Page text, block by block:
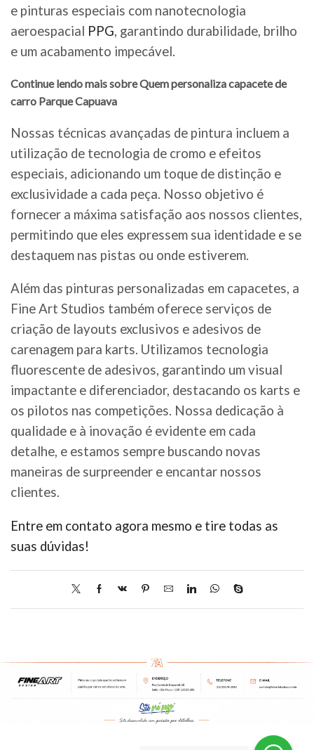
e pinturas especiais com nanotecnologia
aeroespacial PPG, garantindo durabilidade, brilho
e um acabamento impecável.
Continue lendo mais sobre Quem personaliza capacete de
carro Parque Capuava
Nossas técnicas avançadas de pintura incluem a
utilização de tecnologia de cromo e efeitos
especiais, adicionando um toque de distinção e
exclusividade a cada peça. Nosso objetivo é
fornecer a máxima satisfação aos nossos clientes,
permitindo que eles expressem sua identidade e se
destaquem nas pistas ou onde estiverem.
Além das pinturas personalizadas em capacetes, a
Fine Art Studios também oferece serviços de
criação de layouts exclusivos e adesivos de
carenagem para karts. Utilizamos tecnologia
fluorescente de adesivos, garantindo um visual
impactante e diferenciador, destacando os karts e
os pilotos nas competições. Nossa dedicação à
qualidade e à inovação é evidente em cada
detalhe, e estamos sempre buscando novas
maneiras de surpreender e encantar nossos
clientes.
Entre em contato agora mesmo e tire todas as
suas dúvidas!